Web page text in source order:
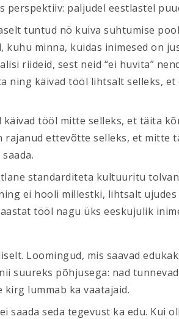
perspektiiv: paljudel eestlastel
tuntud nö kuiva suhtumise
minna, kuidas inimesed on
riideid, sest neid “ei huvita”
ning käivad tööl lihtsalt selleks, et
tööl mitte selleks, et täita
rajanud ettevõtte selleks, et mitte
standarditeta kultuuritu
ei hooli millestki, lihtsalt ujudes
tööl nagu üks eeskujulik
Loomingud, mis saavad
suureks põhjusega: nad
lummab ka vaatajaid.
seda tegevust ka edu. Kui